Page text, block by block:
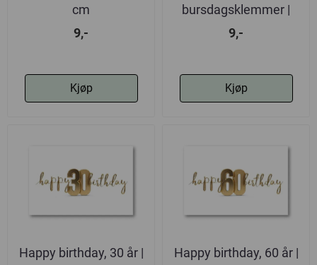
cm
9,-
Kjøp
bursdagsklemmer |
10x15 cm
9,-
Kjøp
Happy birthday, 30 år |
Happy birthday, 60 år |